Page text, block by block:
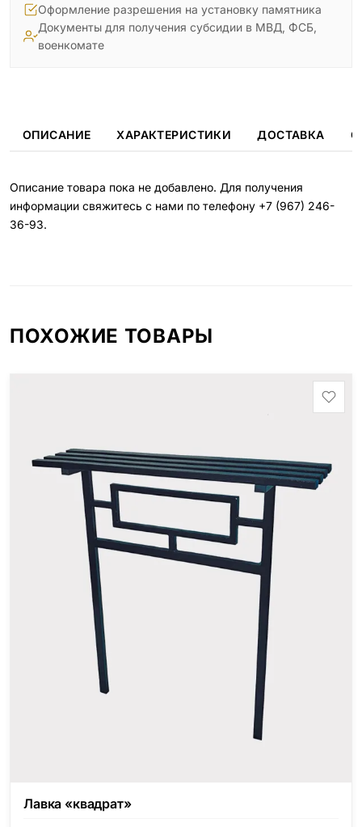
Оформление разрешения на установку памятника
Документы для получения субсидии в МВД, ФСБ,
военкомате
ОПИСАНИЕ ХАРАКТЕРИСТИКИ ДОСТАВКА
Описание товара пока не добавлено. Для получения
информации свяжитесь с нами по телефону +7 (967) 246-
36-93.
ПОХОЖИЕ ТОВАРЫ
Лавка «квадрат»